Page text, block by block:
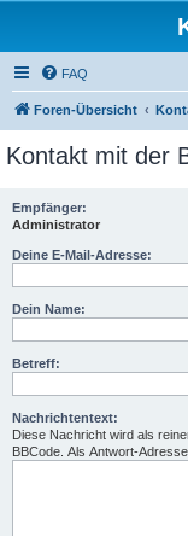
FAQ
Foren-Übersicht
Kontakt mit der
Empfänger:
Administrator
Deine E-Mail-Adresse:
Dein Name:
Betreff:
Nachrichtentext:
Diese Nachricht wird als
BBCode. Als Antwort-